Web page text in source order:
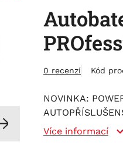
0 recenzí Kód
NOVINKA:
Více informací